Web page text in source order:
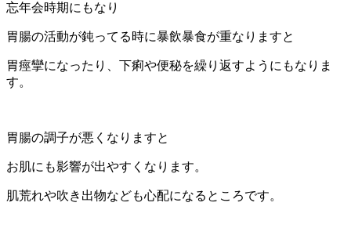
忘年会時期にもなり
胃腸の活動が鈍ってる時に暴飲暴食が重なりますと
胃痙攣になったり、下痢や便秘を繰り返すようにもなりま
す。
胃腸の調子が悪くなりますと
お肌にも影響が出やすくなります。
肌荒れや吹き出物なども心配になるところです。